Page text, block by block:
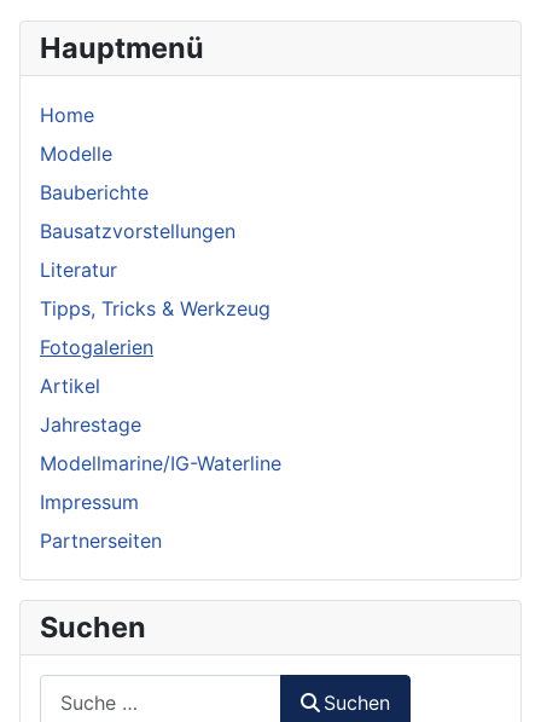
Hauptmenü
Home
Modelle
Bauberichte
Bausatzvorstellungen
Literatur
Tipps, Tricks & Werkzeug
Fotogalerien
Artikel
Jahrestage
Modellmarine/IG-Waterline
Impressum
Partnerseiten
Suchen
Suchen